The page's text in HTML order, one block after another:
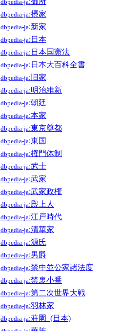
dbpedia-ja
dbpedia-ja:摂家
dbpedia-ja:新家
dbpedia-ja:日本
dbpedia-ja:日本国憲法
dbpedia-ja:日本大百科全書
dbpedia-ja:旧家
dbpedia-ja:明治維新
dbpedia-ja:朝廷
dbpedia-ja:本家
dbpedia-ja:東京奠都
dbpedia-ja:東国
dbpedia-ja:権門体制
dbpedia-ja:武士
dbpedia-ja:武家
dbpedia-ja:武家政権
dbpedia-ja:殿上人
dbpedia-ja:江戸時代
dbpedia-ja:清華家
dbpedia-ja:源氏
dbpedia-ja:男爵
dbpedia-ja:禁中並公家諸法度
dbpedia-ja:禁裏小番
dbpedia-ja:第二次世界大戦
dbpedia-ja:羽林家
dbpedia-ja:荘園_(日本)